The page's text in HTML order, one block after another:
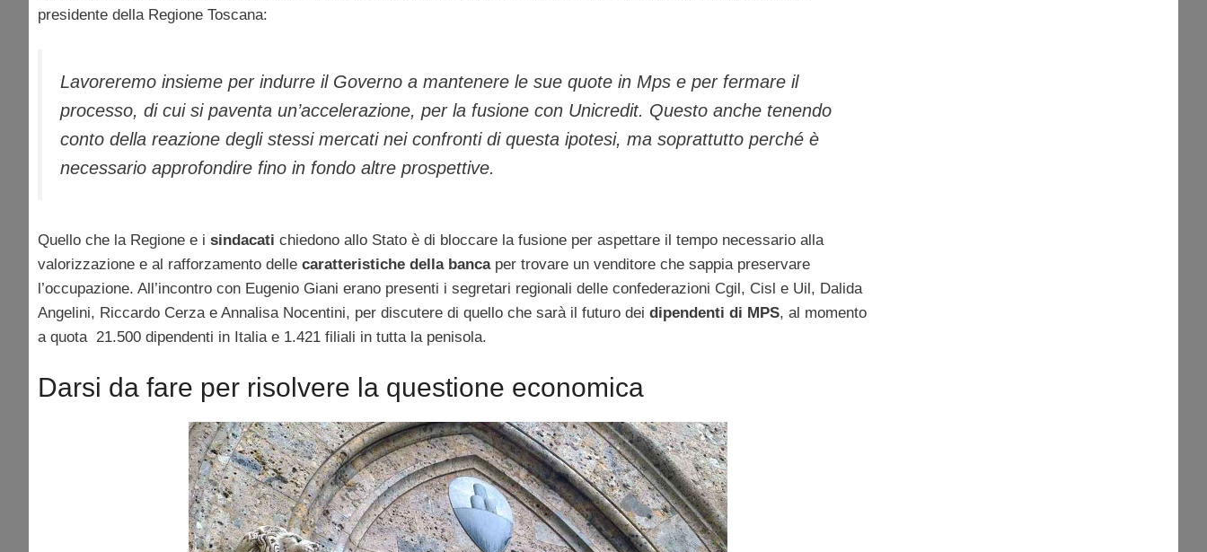
presidente della Regione Toscana:
Lavoreremo insieme per indurre il Governo a mantenere le sue quote in Mps e per fermare il
processo, di cui si paventa un’accelerazione, per la fusione con Unicredit. Questo anche tenendo
conto della reazione degli stessi mercati nei confronti di questa ipotesi, ma soprattutto perché è
necessario approfondire fino in fondo altre prospettive.
Quello che la Regione e i sindacati chiedono allo Stato è di bloccare la fusione per aspettare il tempo necessario alla
valorizzazione e al rafforzamento delle caratteristiche della bancaper trovare un venditore che sappia preservare
l’occupazione. All’incontro con Eugenio Giani erano presenti i segretari regionali delle confederazioni Cgil, Cisl e Uil, Dalida
Angelini, Riccardo Cerza e Annalisa Nocentini, per discutere di quello che sarà il futuro dei dipendenti di MPS, al momento
a quota 21.500 dipendenti in Italia e 1.421 filiali in tutta la penisola.
Darsi da fare per risolvere la questione economica